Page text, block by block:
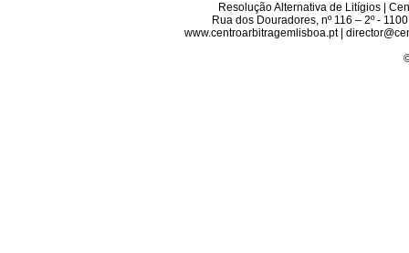
Resolução Alternativa de Litígios |
Rua dos Douradores, nº 116 – 2º -
www.centroarbitragemlisboa.pt |